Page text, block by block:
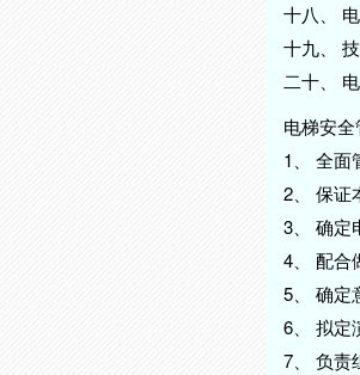
十八、
十九、
二十、
电梯安
1、 全面
2、 保证
3、 确定
4、 配合
5、 确定
6、 拟定
7、 负责